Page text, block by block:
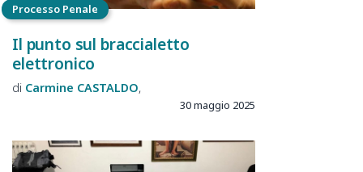
Processo Penale
Il punto sul braccialetto
elettronico
Carmine CASTALDO
30 maggio 2025